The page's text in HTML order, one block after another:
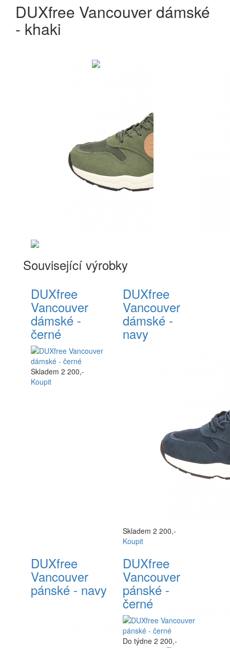
DUXfree Vancouver dámské
- khaki
Související výrobky
DUXfree
Vancouver
dámské -
černé
Skladem 2 200,-
Koupit
DUXfree
Vancouver
dámské -
navy
Skladem 2 200,-
Koupit
DUXfree
Vancouver
pánské - navy
DUXfree
Vancouver
pánské -
černé
Do týdne 2 200,-